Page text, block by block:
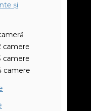
şi
camere
camere
camere